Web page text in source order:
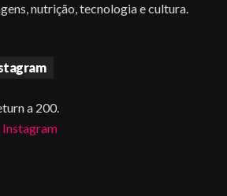
nutrição, tecnologia e cultura.
a 200.
Instagram